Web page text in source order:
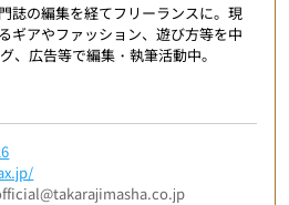
誌の編集を経てフリーランスに。現
ギアやファッション、遊び方等を中
、広告等で編集・執筆活動中。